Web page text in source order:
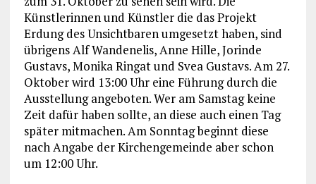
Künstlerinnen und Künstler die das Projekt
Erdung des Unsichtbaren umgesetzt haben, sind
übrigens Alf Wandenelis, Anne Hille, Jorinde
Gustavs, Monika Ringat und Svea Gustavs. Am 27.
Oktober wird 13:00 Uhr eine Führung durch die
Ausstellung angeboten. Wer am Samstag keine
Zeit dafür haben sollte, an diese auch einen Tag
später mitmachen. Am Sonntag beginnt diese
nach Angabe der Kirchengemeinde aber schon
um 12:00 Uhr.